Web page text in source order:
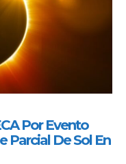
Por Evento
Parcial De Sol En